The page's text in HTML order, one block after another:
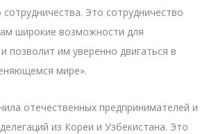
Это сотрудничество
широкие возможности для
позволит им уверенно двигаться в
мире».
отечественных предпринимателей и
из Кореи и Узбекистана. Это